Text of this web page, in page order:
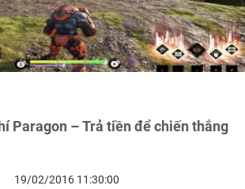
Paragon – Trả tiền để chiến thắng
19/02/2016 11:30:00